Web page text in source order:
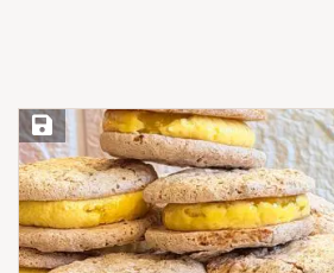
Save Recipe